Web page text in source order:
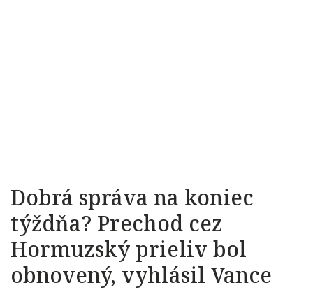
Dobrá správa na koniec
týždňa? Prechod cez
Hormuzský prieliv bol
obnovený, vyhlásil Vance